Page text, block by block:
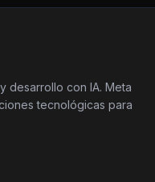
desarrollo con IA. Meta
tecnológicas para